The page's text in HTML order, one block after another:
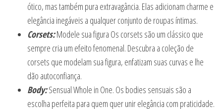
ótico, mas também pura extravagância. Elas adicionam charme e
elegância inegáveis a qualquer conjunto de roupas íntimas.
Corsets:Modele sua figura Os corsets são um clássico que
sempre cria um efeito fenomenal. Descubra a coleção de
corsets que modelam sua figura, enfatizam suas curvas e lhe
dão autoconfiança.
Body:Sensual Whole in One. Os bodies sensuais são a
escolha perfeita para quem quer unir elegância com praticidade.